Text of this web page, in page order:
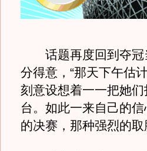
话题再度回到夺冠
分得意，“那天下午估
刻意设想着一一把她
台。如此一来自己的
的决赛，那种强烈的